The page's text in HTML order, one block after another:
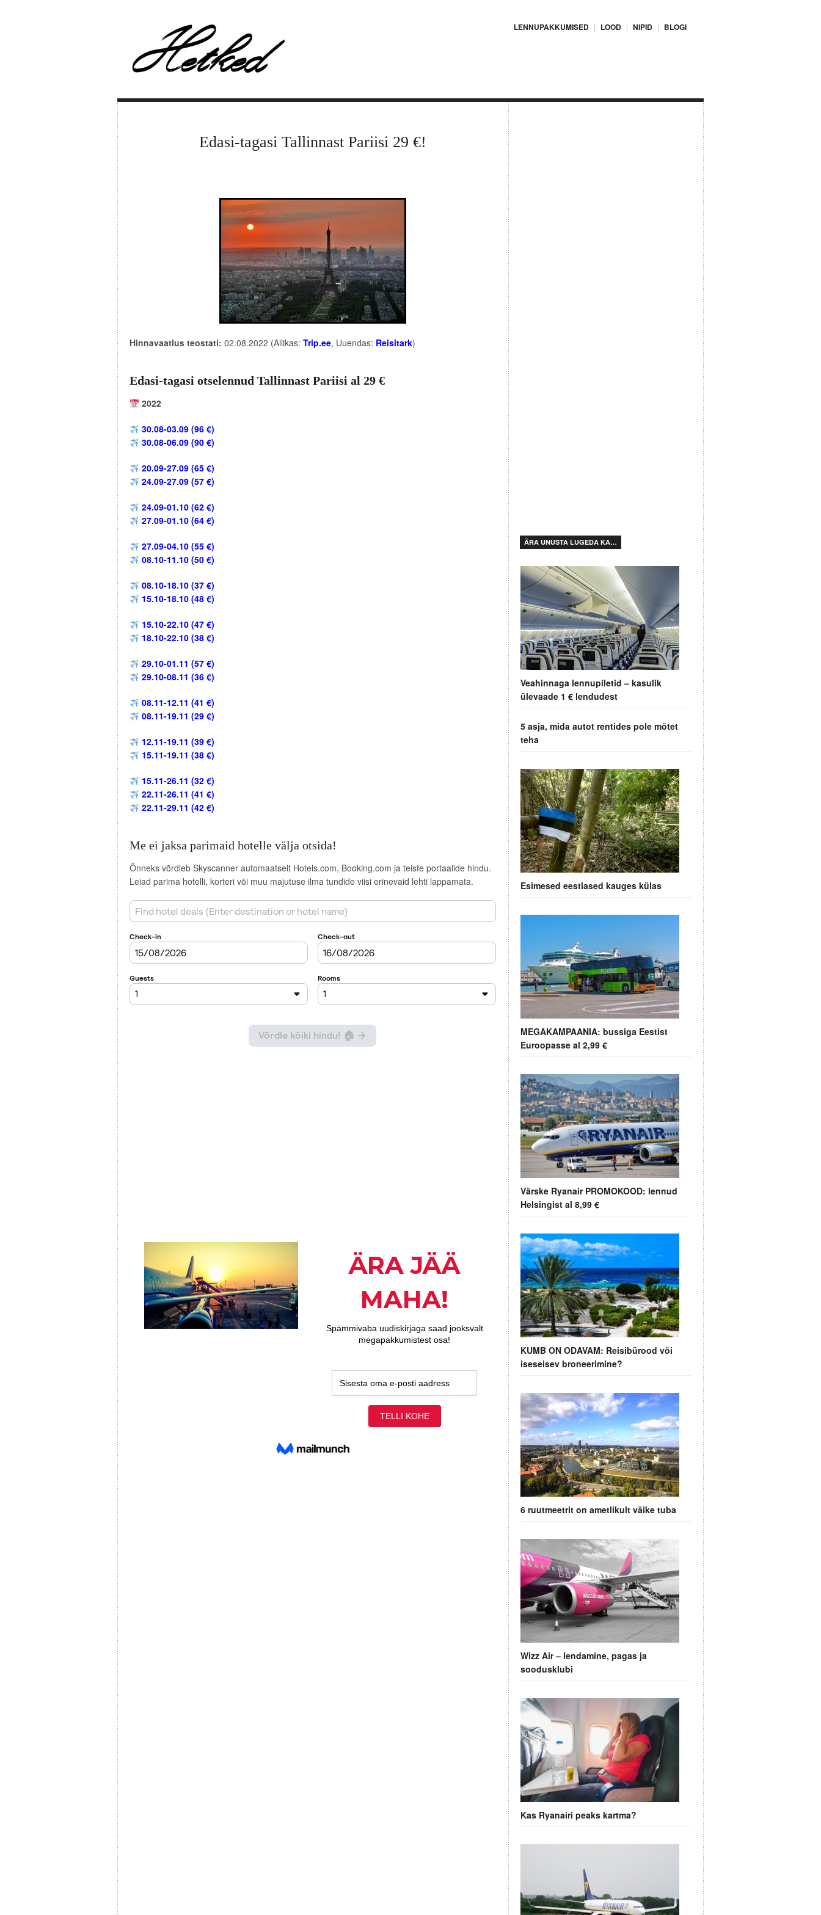
LENNUPAKKUMISED LOOD NIPID BLOGI
Edasi-tagasi Tallinnast Pariisi 29 €!
Hinnavaatlus teostati: 02.08.2022 (Allikas: Trip.ee, Uuendas: Reisitark)
Edasi-tagasi otselennud Tallinnast Pariisi al 29 €
2022
30.08-03.09 (96 €)
30.08-06.09 (90 €)
20.09-27.09 (65 €)
24.09-27.09 (57 €)
24.09-01.10 (62 €)
27.09-01.10 (64 €)
27.09-04.10 (55 €)
08.10-11.10 (50 €)
08.10-18.10 (37 €)
15.10-18.10 (48 €)
15.10-22.10 (47 €)
18.10-22.10 (38 €)
29.10-01.11 (57 €)
29.10-08.11 (36 €)
08.11-12.11 (41 €)
08.11-19.11 (29 €)
12.11-19.11 (39 €)
15.11-19.11 (38 €)
15.11-26.11 (32 €)
22.11-26.11 (41 €)
22.11-29.11 (42 €)
Me ei jaksa parimaid hotelle välja otsida!
Õnneks võrdleb Skyscanner automaatselt Hotels.com, Booking.com ja teiste portaalide hindu.
Leiad parima hotelli, korteri või muu majutuse ilma tundide viisi erinevaid lehti lappamata.
ÄRA UNUSTA LUGEDA KA…
Veahinnaga lennupiletid – kasulik
ülevaade 1 € lendudest
5 asja, mida autot rentides pole mõtet
teha
Esimesed eestlased kauges külas
MEGAKAMPAANIA: bussiga Eestist
Euroopasse al 2,99 €
Värske Ryanair PROMOKOOD: lennud
Helsingist al 8,99 €
KUMB ON ODAVAM: Reisibürood või
iseseisev broneerimine?
6 ruutmeetrit on ametlikult väike tuba
Wizz Air – lendamine, pagas ja
soodusklubi
Kas Ryanairi peaks kartma?